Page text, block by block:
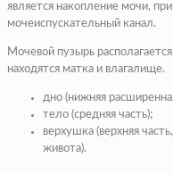
является накопление мочи,
мочеиспускательный канал.
Мочевой пузырь
находятся матка и влагалище.
дно (нижняя
тело (средняя часть);
верхушка (верхняя
живота).